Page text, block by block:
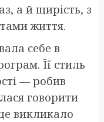
а й щирість, з
життя.
себе в
Її стиль
— робив
говорити
викликало